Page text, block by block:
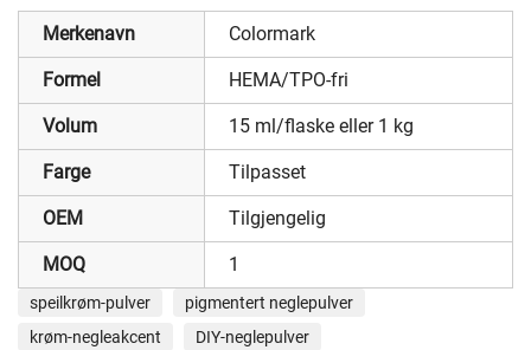
Merkenavn Colormark
Formel HEMA/TPO-fri
Volum 15 ml/flaske eller 1 kg
Farge Tilpasset
OEM Tilgjengelig
MOQ 1
speilkrøm-pulver
pigmentert neglepulver
krøm-negleakcent
DIY-neglepulver